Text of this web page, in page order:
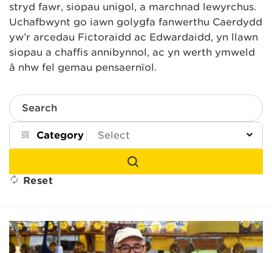
stryd fawr, siopau unigol, a marchnad lewyrchus.
Uchafbwynt go iawn golygfa fanwerthu Caerdydd
yw’r arcedau Fictoraidd ac Edwardaidd, yn llawn
siopau a chaffis annibynnol, ac yn werth ymweld
â nhw fel gemau pensaernïol.
Search
Category
Reset